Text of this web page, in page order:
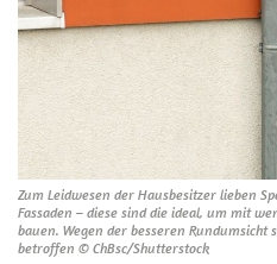
Zum Leidwesen der Hausbesitzer lieben
Fassaden – diese sind die ideal, um mit
bauen. Wegen der besseren Rundumsicht
betroffen © ChBsc/Shutterstock